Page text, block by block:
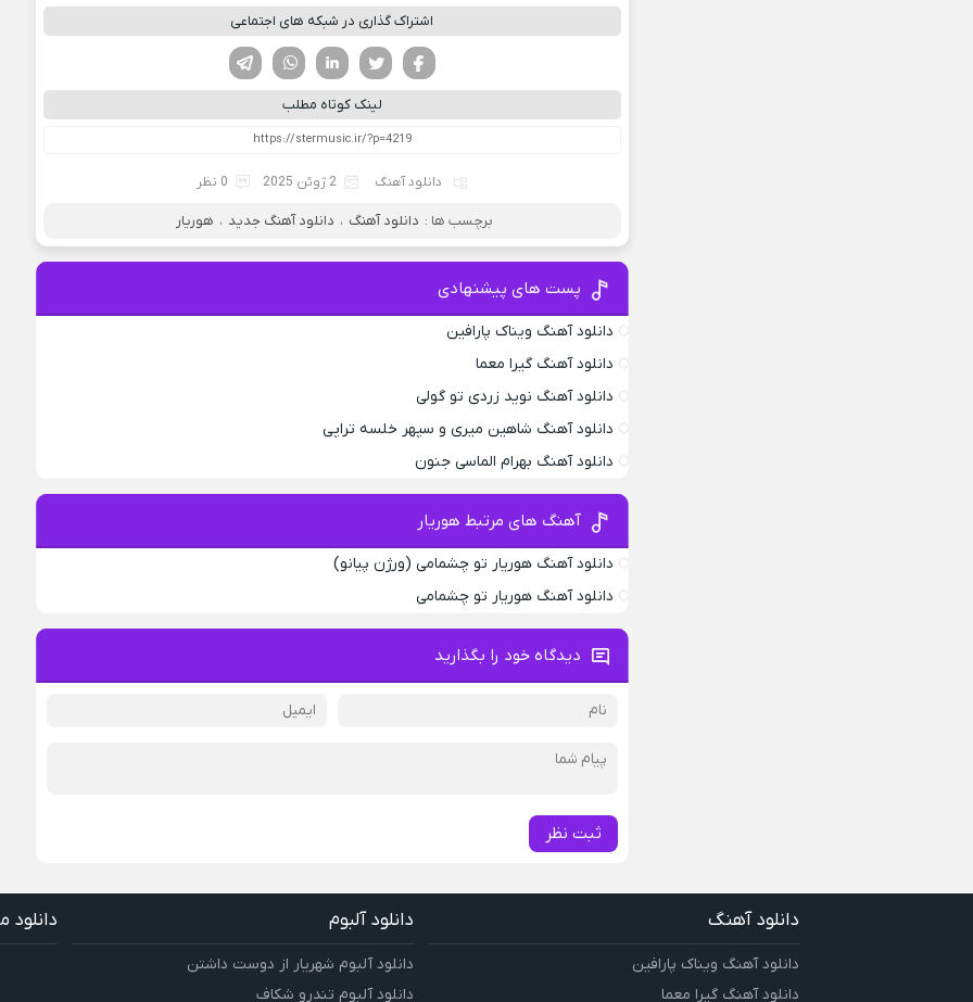
اشتراک گذاری در شبکه های اجتماعی
لینکدین تویتر
فیسوک
لینک کوتاه مطلب
دانلود آهنگ 2 ژوئن 2025 0 نظر
برچسب ها : دانلود آهنگ ، دانلود آهنگ جدید ، هوریار
پست های پیشنهادی
دانلود آهنگ ویناک پارافین
دانلود آهنگ گیرا معما
دانلود آهنگ نوید زردی تو گولی
دانلود آهنگ شاهین میری و سپهر خلسه تراپی
دانلود آهنگ بهرام الماسی جنون
آهنگ های مرتبط هوریار
دانلود آهنگ هوریار تو چشمامی (ورژن پیانو)
دانلود آهنگ هوریار تو چشمامی
دیدگاه خود را بگذارید
ثبت نظر
دانلود آهنگ
دانلود آهنگ ویناک پارافین
دانلود آهنگ گیرا معما
دانلود آلبوم
دانلود آلبوم شهریار از دوست داشتن
دانلود آلبوم تندرو شکاف
دانلود